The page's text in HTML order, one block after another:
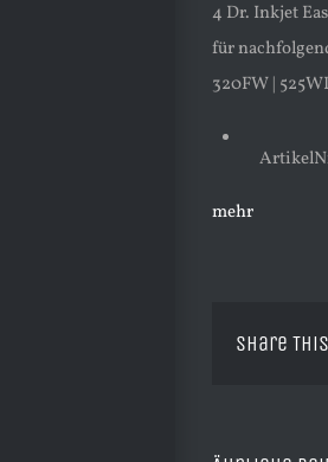
4 Dr. Inkjet
für
320FW |
mehr
Share